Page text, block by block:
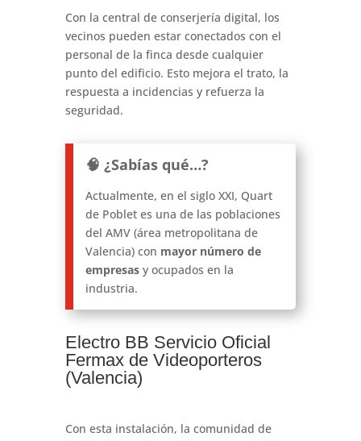
Con la central de conserjería digital, los
vecinos pueden estar conectados con el
personal de la finca desde cualquier
punto del edificio. Esto mejora el trato, la
respuesta a incidencias y refuerza la
seguridad.
🧠 ¿Sabías qué…?
Actualmente, en el siglo XXI, Quart
de Poblet es una de las poblaciones
del AMV (área metropolitana de
Valencia) con mayor número de
empresasy ocupados en la
industria.
Electro BB Servicio Oficial
Fermax de Videoporteros
(Valencia)
Con esta instalación, la comunidad de